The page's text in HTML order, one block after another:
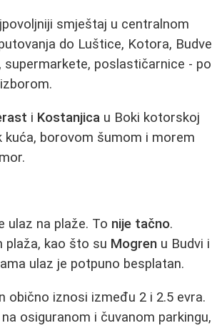
smještaj u centralnom
do Luštice, Kotora, Budve
poslastičarnice - po
i Kostanjica u Boki kotorskoj
borovom šumom i morem
ulaz na plaže. To nije tačno.
plaža, kao što su Mogren u Budvi i
ulaz je potpuno besplatan.
obično iznosi između 2 i 2.5 evra.
osiguranom i čuvanom parkingu,